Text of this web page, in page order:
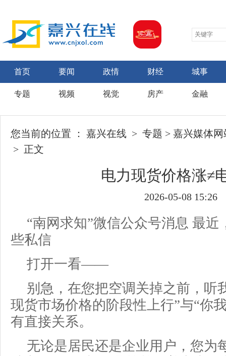
首页 要闻 政情 财经 城事
专题 视频 视觉 房产 金融
您当前的位置 ： 嘉兴在线 > 专题 > 嘉兴媒体
> 正文
电力现货价格涨≠
2026-05-08 15:26
“南网求知”微信公众号消息 最近
些私信
打开一看——
别急，在您把空调关掉之前，听
现货市场价格的阶段性上行”与“你
有直接关系。
无论是居民还是企业用户，您为